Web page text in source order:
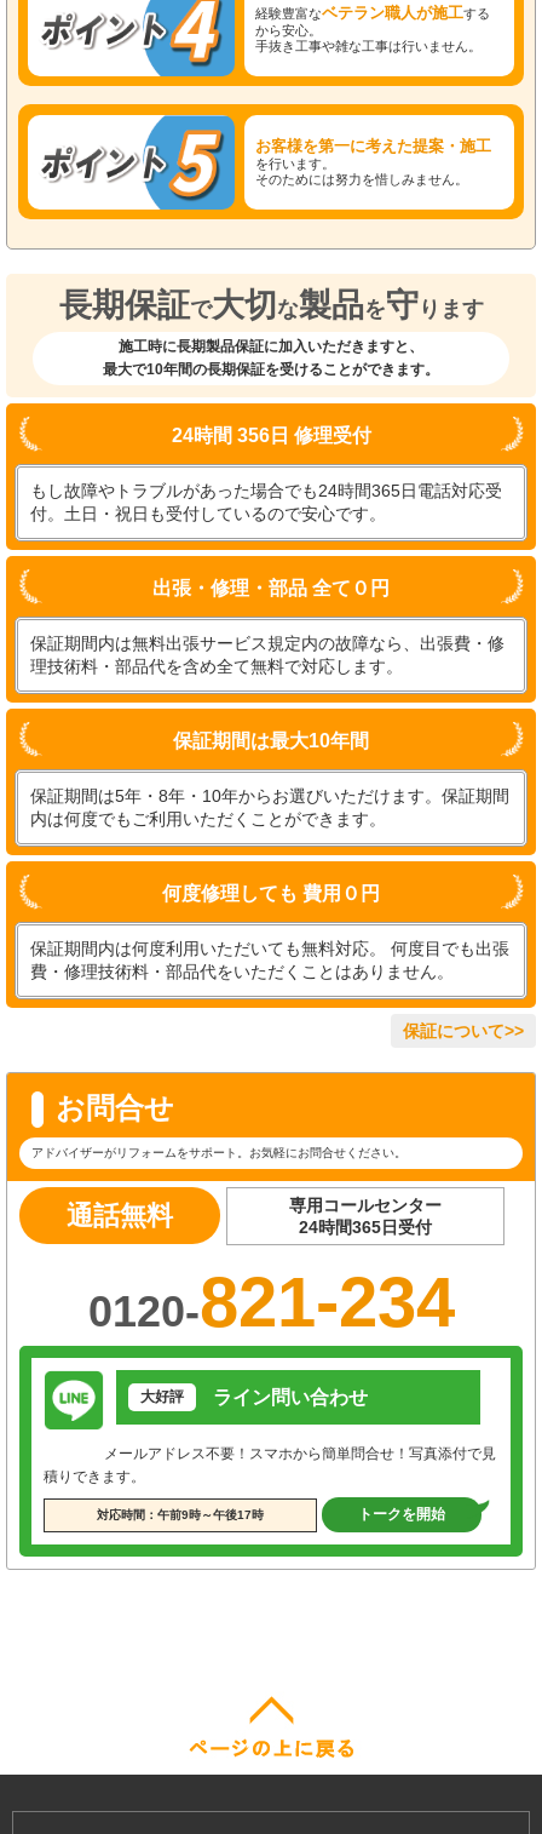
経験豊富なベテラン職人が施工する
から安心。
手抜き工事や雑な工事は行いません。
お客様を第一に考えた提案・施工
を行います。
そのためには努力を惜しみません。
長期保証で大切 な製品を守 ります
施工時に長期製品保証に加入いただきますと、
最大で10年間の長期保証を受けることができます。
24時間 356日 修理受付
もし故障やトラブルがあった場合でも24時間365日電話対応受
付。土日・祝日も受付しているので安心です。
出張・修理・部品 全て０円
保証期間内は無料出張サービス規定内の故障なら、出張費・修
理技術料・部品代を含め全て無料で対応します。
保証期間は最大10年間
保証期間は5年・8年・10年からお選びいただけます。保証期間
内は何度でもご利用いただくことができます。
何度修理しても 費用０円
保証期間内は何度利用いただいても無料対応。 何度目でも出張
費・修理技術料・部品代をいただくことはありません。
保証について>>
お問合せ
アドバイザーがリフォームをサポート。お気軽にお問合せください。
通話無料
専用コールセンター
24時間365日受付
0120-821-234
大好評 ライン問い合わせ
メールアドレス不要！スマホから簡単問合せ！写真添付で見
積りできます。
対応時間：午前9時～午後17時 トークを開始